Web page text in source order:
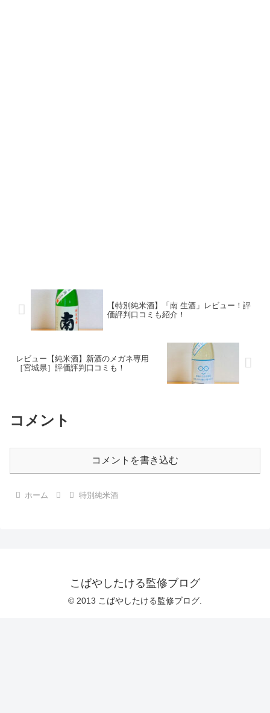
【特別純米酒】「南 生酒」レビュー！評
価評判口コミも紹介！
レビュー【純米酒】新酒のメガネ専用
［宮城県］評価評判口コミも！
コメント
コメントを書き込む
ホーム 特別純米酒
こばやしたける監修ブログ
© 2013 こばやしたける監修ブログ.